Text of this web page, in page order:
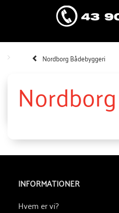
Nordborg Bådebyggeri
INFORMATIONER
Hvem er vi?